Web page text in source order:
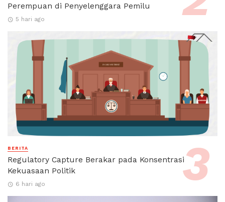
Perempuan di Penyelenggara Pemilu
5 hari ago
BERITA
Regulatory Capture Berakar pada Konsentrasi
Kekuasaan Politik
6 hari ago